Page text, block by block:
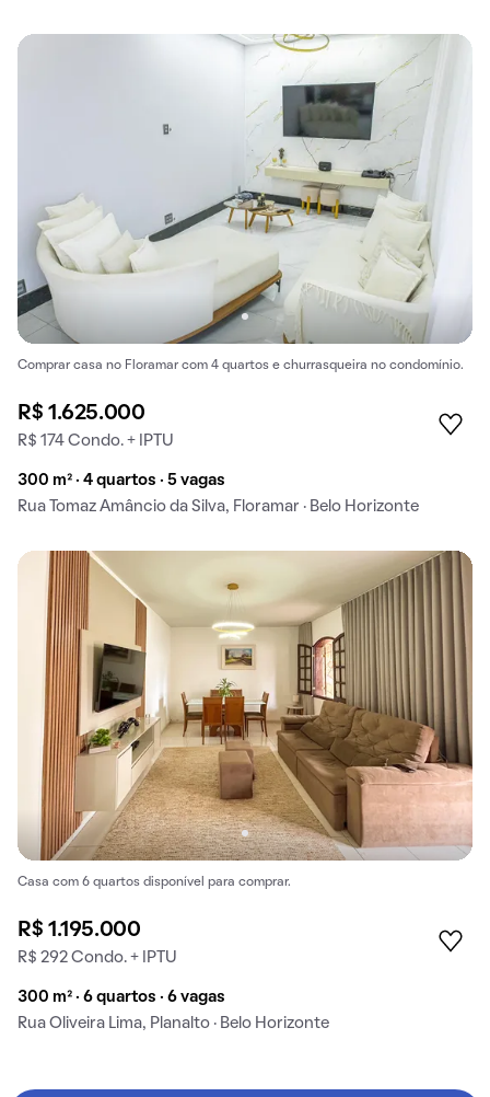
Comprar casa no Floramar com 4 quartos e churrasqueira no condomínio.
R$ 1.625.000
R$ 174 Condo. + IPTU
300 m² · 4 quartos · 5 vagas
Rua Tomaz Amâncio da Silva, Floramar · Belo Horizonte
Casa com 6 quartos disponível para comprar.
R$ 1.195.000
R$ 292 Condo. + IPTU
300 m² · 6 quartos · 6 vagas
Rua Oliveira Lima, Planalto · Belo Horizonte